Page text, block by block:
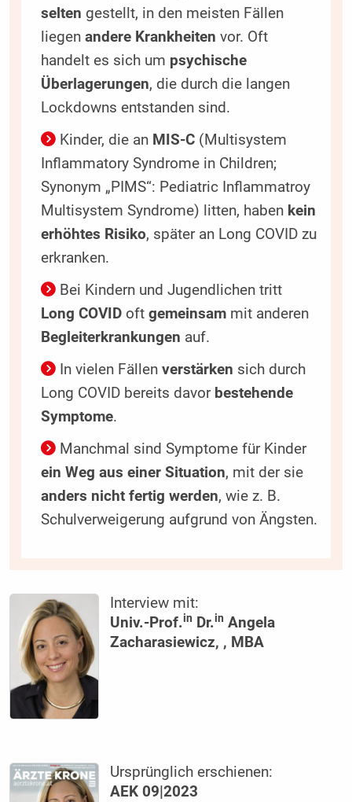
selten gestellt, in den meisten Fällen
liegen andere Krankheiten vor. Oft
handelt es sich um psychische
Überlagerungen, die durch die langen
Lockdowns entstanden sind.
Kinder, die an MIS-C(Multisystem
Inflammatory Syndrome in Children;
Synonym „PIMS“: Pediatric Inflammatroy
Multisystem Syndrome) litten, haben kein
erhöhtes Risiko, später an Long COVID zu
erkranken.
Bei Kindern und Jugendlichen tritt
Long COVIDoft gemeinsammit anderen
Begleiterkrankungen auf.
In vielen Fällen verstärken sich durch
Long COVID bereits davor bestehende
Symptome.
Manchmal sind Symptome für Kinder
ein Weg aus einer Situation, mit der sie
anders nicht fertig werden, wie z. B.
Schulverweigerung aufgrund von Ängsten.
Interview mit:
Univ.-Prof.in Dr.in Angela
Zacharasiewicz, , MBA
Ursprünglich erschienen:
AEK 09|2023